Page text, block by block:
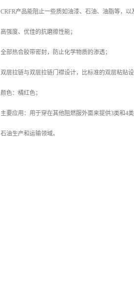
CRFR产品能阻止一些质如油漆、石油、油脂等，
高强度、优佳的抗磨擦性能；
全部热合胶带密封，防止化学物质的渗透；
双层拉链与双层拉链门襟设计，比标准的双层粘贴设
颜色：橘红色；
主要应用：用于穿在其他阻燃服外面来提供3类和4
石油生产和运输领域。